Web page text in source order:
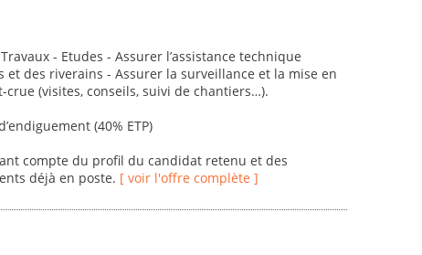
- Etudes - Assurer l’assistance technique
et des riverains - Assurer la surveillance et la mise en
(visites, conseils, suivi de chantiers…).
(40% ETP)
compte du profil du candidat retenu et des
déjà en poste. [ voir l'offre complète ]